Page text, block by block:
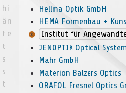
Hellma Optik GmbH
HEMA Formenbau +
Institut für
JENOPTIK Optical
Mahr GmbH
Materion Balzers Optics
ORAFOL Fresnel Optics
h
ä
f
t
s
s
t
i
n
e